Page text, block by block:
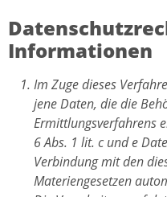
Informationen
Im Zuge dieses
jene Daten, die die
Ermittlungsverfahrens
6 Abs. 1 lit. c und e
Verbindung mit den
Materiengesetzen